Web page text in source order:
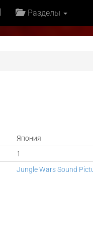
Разделы
Япония
1
Jungle Wars Sound